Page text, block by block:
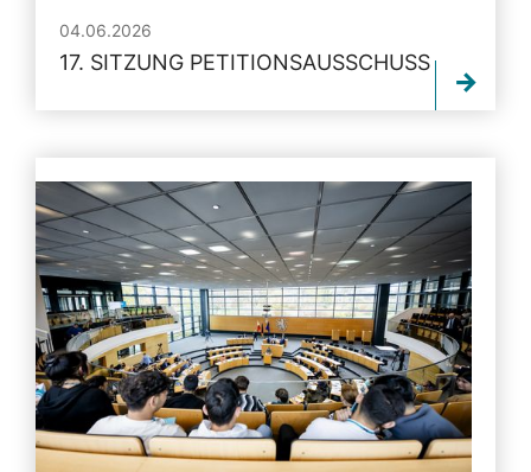
04.06.2026
17. SITZUNG PETITIONSAUSSCHUSS